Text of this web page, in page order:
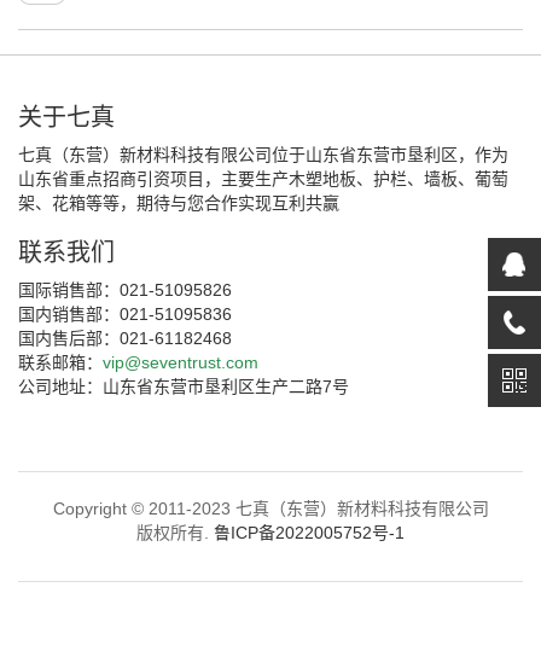
关于七真
七真（东营）新材料科技有限公司位于山东省东营市垦利区，作为
山东省重点招商引资项目，主要生产木塑地板、护栏、墙板、葡萄
架、花箱等等，期待与您合作实现互利共赢
联系我们
国际销售部：021-51095826
国内销售部：021-51095836
国内售后部：021-61182468
联系邮箱： vip@seventrust.com
公司地址：山东省东营市垦利区生产二路7号
Copyright © 2011-2023 七真（东营）新材料科技有限公司
版权所有. 鲁ICP备2022005752号-1